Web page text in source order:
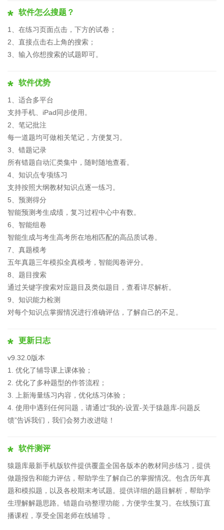
软件怎么搜题？
1、在练习页面点击，下方的试卷；
2、直接点击右上角的搜索；
3、输入你想搜索的试题即可。
软件优势
1、适合多平台
支持手机、iPad同步使用。
2、笔记批注
每一道题均可做相关笔记，方便复习。
3、错题记录
所有错题自动汇类集中，随时随地查看。
4、知识点专项练习
支持按照大纲教材知识点逐一练习。
5、预测得分
智能预测考生成绩，复习过程中心中有数。
6、智能组卷
智能生成与考生高考所在地相匹配的高品质试卷。
7、真题模考
五年真题三年模拟全真模考，智能阅卷评分。
8、题目搜索
通过关键字搜索对应题目及类似题目，查看详尽解析。
9、知识能力检测
对每个知识点掌握情况进行准确评估，了解自己的不足。
更新日志
v9.32.0版本
1. 优化了辅导课上课体验；
2. 优化了多种题型的作答流程；
3. 上新海量练习内容，优化练习体验；
4. 使用中遇到任何问题，请通过“我的-设置-关于猿题库-问题反
馈”告诉我们，我们会努力改进哒！
软件测评
猿题库最新手机版软件提供覆盖全国各版本的教材同步练习，提供
做题报告和能力评估，帮助学生了解自己的掌握情况。包含历年真
题和模拟题，以及各校期末考试题。提供详细的题目解析，帮助学
生理解解题思路。错题自动整理功能，方便学生复习。在线预订直
播课程，享受全国老师在线辅导 。